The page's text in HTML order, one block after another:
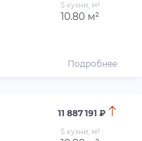
S кухни, м²
10.80 м²
Подробнее
11 887 191 ₽
S кухни, м²